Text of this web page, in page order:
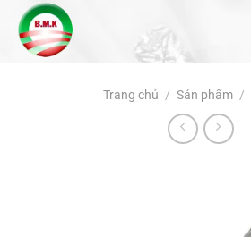
qua
Trang chủ / Sản phẩm /